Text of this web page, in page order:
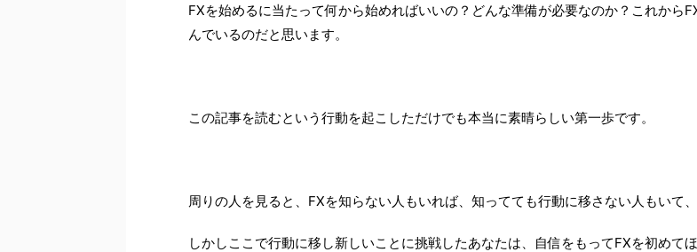
FXを始めるに当たって何から始めればいいの？どんな準備が必要なのか？これから
んでいるのだと思います。
この記事を読むという行動を起こしただけでも本当に素晴らしい第一歩です。
周りの人を見ると、FXを知らない人もいれば、知ってても行動に移さない人もいて
しかしここで行動に移し新しいことに挑戦したあなたは、自信をもってFXを初めて